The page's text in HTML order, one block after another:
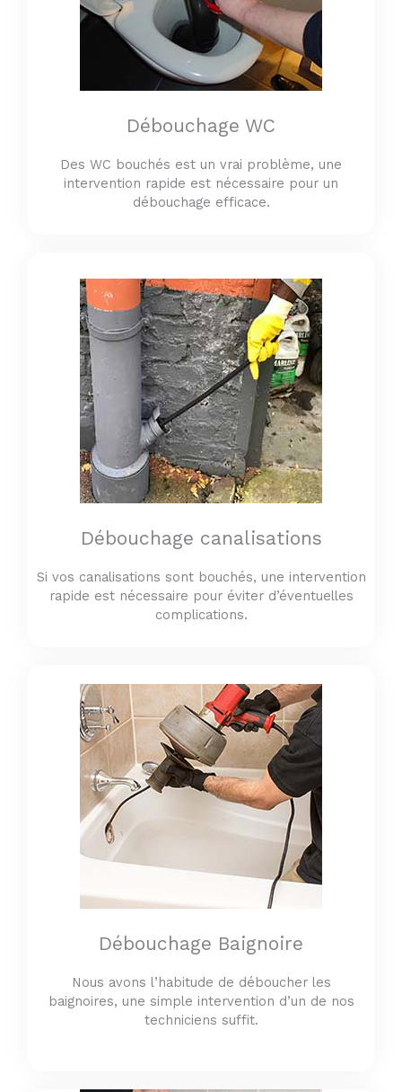
Débouchage WC
Des WC bouchés est un vrai problème, une
intervention rapide est nécessaire pour un
débouchage efficace.
Débouchage canalisations
Si vos canalisations sont bouchés, une intervention
rapide est nécessaire pour éviter d’éventuelles
complications.
Débouchage Baignoire
Nous avons l’habitude de déboucher les
baignoires, une simple intervention d’un de nos
techniciens suffit.